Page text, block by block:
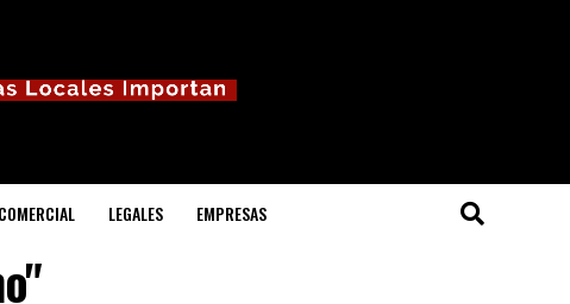
COMERCIAL LEGALES EMPRESAS